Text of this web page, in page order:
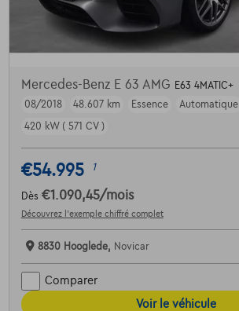
Mercedes-Benz E 63 AMG E63 4MATIC+
08/2018
48.607 km Essence
Automatique
420 kW ( 571 CV )
€54.995 1
Dès €1.090,45/mois
Découvrez l’exemple chiffré complet
8830 Hooglede, Novicar
Comparer
Voir le véhicule